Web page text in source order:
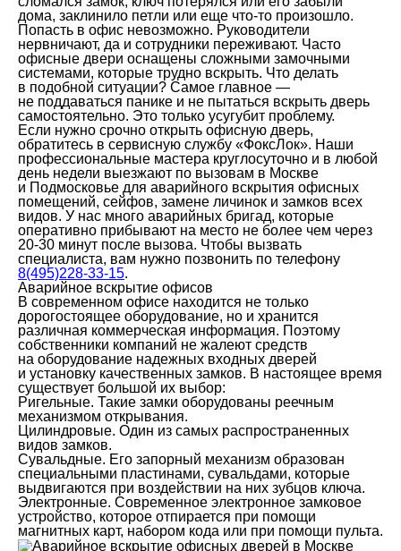
дома, заклинило петли или еще что-то произошло.
Попасть в офис невозможно. Руководители
нервничают, да и сотрудники переживают. Часто
офисные двери оснащены сложными замочными
системами, которые трудно вскрыть. Что делать
в подобной ситуации? Самое главное —
не поддаваться панике и не пытаться вскрыть дверь
самостоятельно. Это только усугубит проблему.
Если нужно срочно открыть офисную дверь,
обратитесь в сервисную службу «ФоксЛок». Наши
профессиональные мастера круглосуточно и в любой
день недели выезжают по вызовам в Москве
и Подмосковье для аварийного вскрытия офисных
помещений, сейфов, замене личинок и замков всех
видов. У нас много аварийных бригад, которые
оперативно прибывают на место не более чем через
20-30 минут после вызова. Чтобы вызвать
специалиста, вам нужно позвонить по телефону
8(495)228-33-15.
Аварийное вскрытие офисов
В современном офисе находится не только
дорогостоящее оборудование, но и хранится
различная коммерческая информация. Поэтому
собственники компаний не жалеют средств
на оборудование надежных входных дверей
и установку качественных замков. В настоящее время
существует большой их выбор:
Ригельные. Такие замки оборудованы реечным
механизмом открывания.
Цилиндровые. Один из самых распространенных
видов замков.
Сувальдные. Его запорный механизм образован
специальными пластинами, сувальдами, которые
выдвигаются при воздействии на них зубцов ключа.
Электронные. Современное электронное замковое
устройство, которое отпирается при помощи
магнитных карт, набором кода или при помощи пульта.